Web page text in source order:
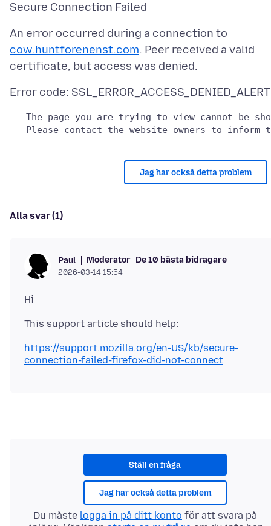
An error occurred during a connection to
cow.huntforenenst.com. Peer received a valid
The page you are trying to view cannot be
Jag har också detta problem
Alla svar (1)
Paul Moderator De 10 bästa bidragare
2026-03-14 15:54
https://support.mozilla.org/en-US/kb/secure-
connection-failed-firefox-did-not-connect
Ställ en fråga
Jag har också detta problem
Du måste logga in på ditt konto för att svara på